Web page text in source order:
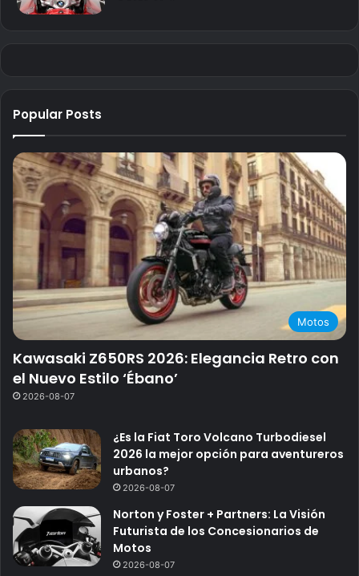
Popular Posts
Motos
Kawasaki Z650RS 2026: Elegancia Retro con
el Nuevo Estilo ‘Ébano’
2026-08-07
¿Es la Fiat Toro Volcano Turbodiesel
2026 la mejor opción para aventureros
urbanos?
2026-08-07
Norton y Foster + Partners: La Visión
Futurista de los Concesionarios de
Motos
2026-08-07